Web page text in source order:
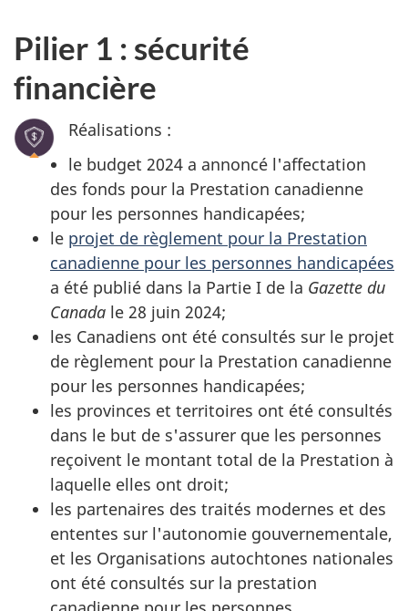
Pilier 1 : sécurité
financière
Réalisations :
le budget 2024 a annoncé l'affectation
des fonds pour la Prestation canadienne
pour les personnes handicapées;
le projet de règlement pour la Prestation
canadienne pour les personnes handicapées
a été publié dans la Partie I de la Gazette du
Canada le 28 juin 2024;
les Canadiens ont été consultés sur le projet
de règlement pour la Prestation canadienne
pour les personnes handicapées;
les provinces et territoires ont été consultés
dans le but de s'assurer que les personnes
reçoivent le montant total de la Prestation à
laquelle elles ont droit;
les partenaires des traités modernes et des
ententes sur l'autonomie gouvernementale,
et les Organisations autochtones nationales
ont été consultés sur la prestation